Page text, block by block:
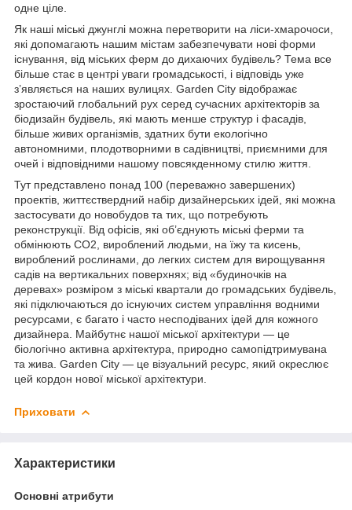
одне ціле.
Як наші міські джунглі можна перетворити на ліси-хмарочоси,
які допомагають нашим містам забезпечувати нові форми
існування, від міських ферм до дихаючих будівель? Тема все
більше стає в центрі уваги громадськості, і відповідь уже
з’являється на наших вулицях. Garden City відображає
зростаючий глобальний рух серед сучасних архітекторів за
біодизайн будівель, які мають менше структур і фасадів,
більше живих організмів, здатних бути екологічно
автономними, плодотворними в садівництві, приємними для
очей і відповідними нашому повсякденному стилю життя.
Тут представлено понад 100 (переважно завершених)
проектів, життєствердний набір дизайнерських ідей, які можна
застосувати до новобудов та тих, що потребують
реконструкції. Від офісів, які об’єднують міські ферми та
обмінюють CO2, вироблений людьми, на їжу та кисень,
вироблений рослинами, до легких систем для вирощування
садів на вертикальних поверхнях; від «будиночків на
деревах» розміром з міські квартали до громадських будівель,
які підключаються до існуючих систем управління водними
ресурсами, є багато і часто несподіваних ідей для кожного
дизайнера. Майбутнє нашої міської архітектури — це
біологічно активна архітектура, природно самопідтримувана
та жива. Garden City — це візуальний ресурс, який окреслює
цей кордон нової міської архітектури.
Приховати
Характеристики
Основні атрибути